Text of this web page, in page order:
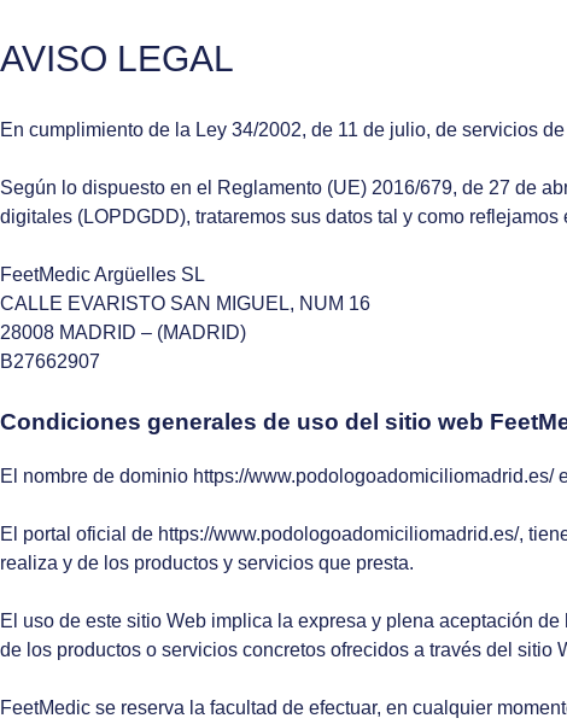
AVISO LEGAL
En cumplimiento de la Ley 34/2002, de 11 de julio, de servicios
Según lo dispuesto en el Reglamento (UE) 2016/679, de 27 de
digitales (LOPDGDD), trataremos sus datos tal y como
FeetMedic Argüelles SL
CALLE EVARISTO SAN MIGUEL, NUM 16
28008 MADRID – (MADRID)
B27662907
Condiciones generales de uso del sitio web
El nombre de dominio https://
El portal oficial de https://www.podologoadomiciliomadrid.es/,
realiza y de los productos y servicios que presta.
El uso de este sitio Web implica la expresa y plena aceptación
de los productos o servicios concretos ofrecidos a través del sitio
FeetMedic se reserva la facultad de efectuar, en cualquier